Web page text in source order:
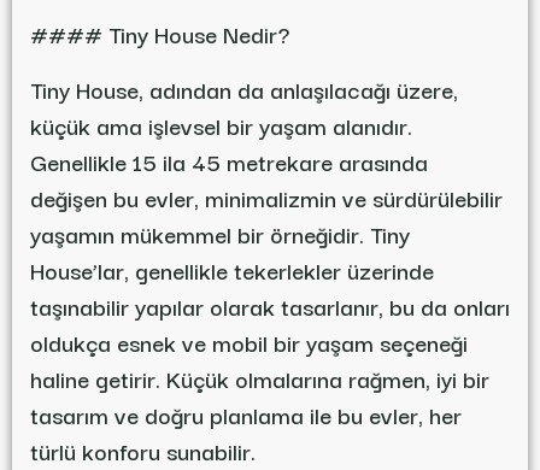
#### Tiny House Nedir?
Tiny House, adından da anlaşılacağı üzere,
küçük ama işlevsel bir yaşam alanıdır.
Genellikle 15 ila 45 metrekare arasında
değişen bu evler, minimalizmin ve sürdürülebilir
yaşamın mükemmel bir örneğidir. Tiny
House’lar, genellikle tekerlekler üzerinde
taşınabilir yapılar olarak tasarlanır, bu da onları
oldukça esnek ve mobil bir yaşam seçeneği
haline getirir. Küçük olmalarına rağmen, iyi bir
tasarım ve doğru planlama ile bu evler, her
türlü konforu sunabilir.